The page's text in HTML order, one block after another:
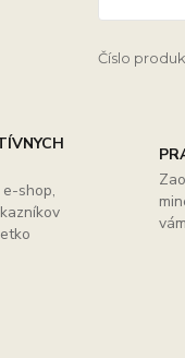
Číslo
shop,